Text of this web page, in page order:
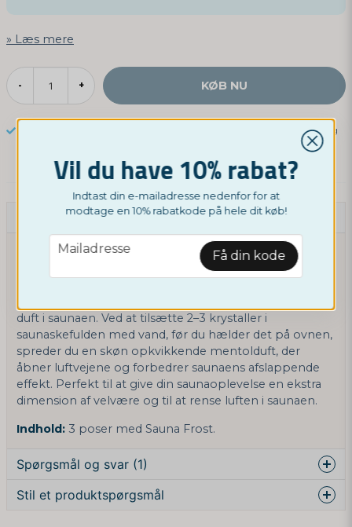
Læs mere
- + KØB NU
Bredt udvalg
Beskrivelse
Oplev en forfriskende og energigivende
saunaoplevelse med vores 100% naturlige
duft i saunaen. Ved at tilsætte 2–3 krystaller i
saunaskefulden med vand, før du hælder det på ovnen,
spreder du en skøn opkvikkende mentolduft, der
åbner luftvejene og forbedrer saunaens afslappende
effekt. Perfekt til at give din saunaoplevelse en ekstra
dimension af velvære og til at rense luften i saunaen.
Indhold: 3 poser med Sauna Frost.
Spørgsmål og svar (1)
Stil et produktspørgsmål
Vil du have 10% rabat?
Indtast din e-mailadresse nedenfor for at
modtage en 10% rabatkode på hele dit køb!
email
Mailadresse Få din kode